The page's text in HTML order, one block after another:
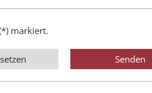
markiert.